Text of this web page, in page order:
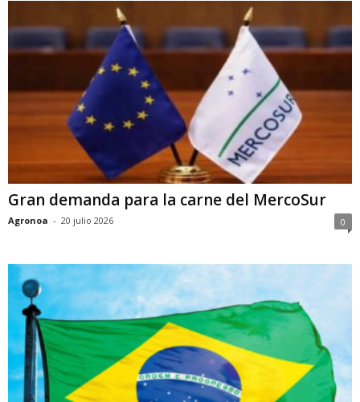
Gran demanda para la carne del MercoSur
Agronoa - 20 julio 2026 0